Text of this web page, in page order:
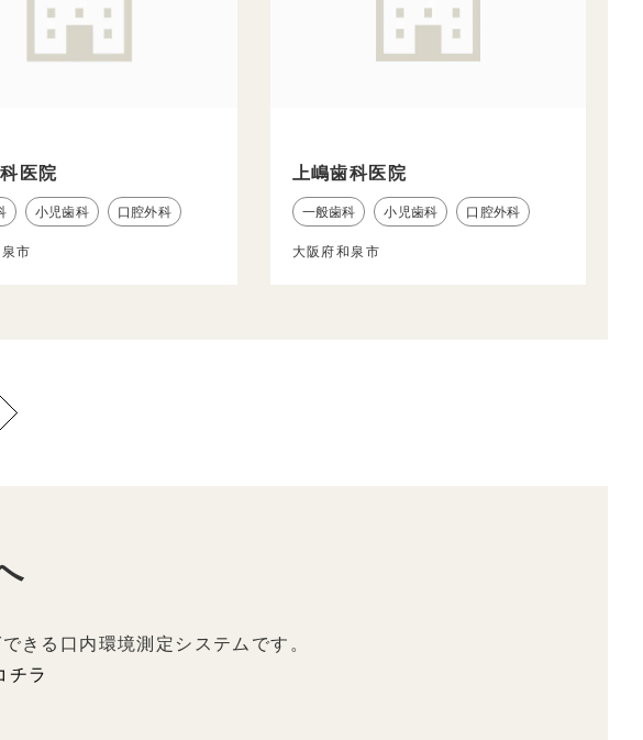
医院
小児歯科 口腔外科
市
上嶋歯科医院
一般歯科 小児歯科 口腔外科
大阪府和泉市
きる口内環境測定システムです。
チラ